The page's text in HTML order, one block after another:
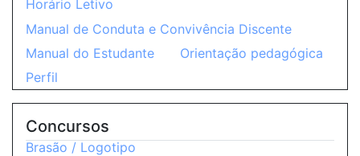
Horário Letivo
Manual de Conduta e Convivência Discente
Manual do Estudante
Orientação pedagógica
Perfil
Concursos
Brasão / Logotipo